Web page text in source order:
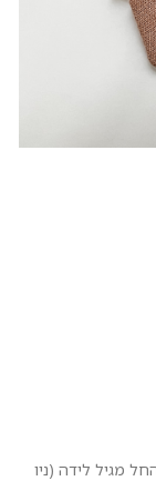
מגיל לידה (ניו